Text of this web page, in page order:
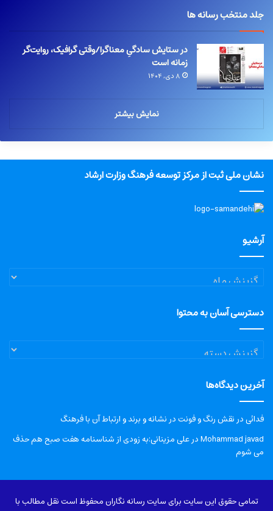
جلد منتخب رسانه ها
در ستایش سادگیِ معناگرا/وقتی گرافیک، روایت‌گر
زمانه است
۸ دی, ۱۴۰۴
نمایش بیشتر
نشان ملی ثبت از مرکز توسعه فرهنگ وزارت ارشاد
آرشیو
آرشیو
دسترسی آسان به محتوا
دسترسی
آسان
محتوا
آخرین دیدگاه‌ها
فدائیدرنقش رنگ و فونت در نشانه و برند و ارتباط آن با فرهنگ
Mohammad javadدرعلی مزینانی:به زودی از شناسنامه هفت صبح هم حذف
می شوم
تمامی حقوق این سایت برای سایت رسانه نگاران محفوظ است نقل مطالب با